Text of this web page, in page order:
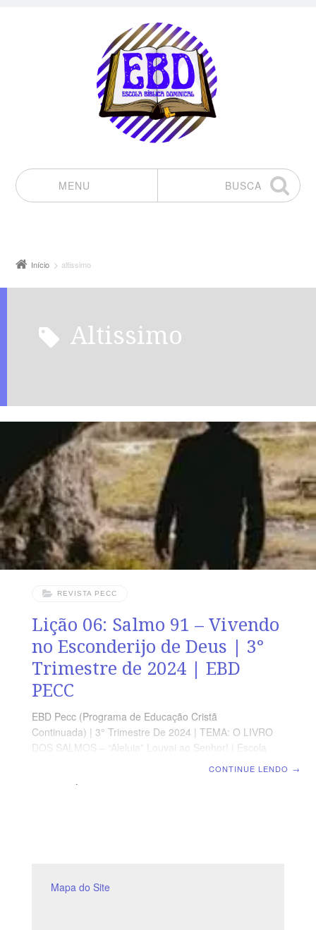
MENU
BUSCA
Início altissimo
altissimo
REVISTA PECC
Lição 06: Salmo 91 – Vivendo
no Esconderijo de Deus | 3°
Trimestre de 2024 | EBD
PECC
EBD Pecc (Programa de Educação Cristã
Continuada) | 3° Trimestre De 2024 | TEMA: O LIVRO
DOS SALMOS – “Aleluia” Louvai ao Senhor! | Escola
leitura complementar,
CONTINUE LENDO →
Mapa do Site